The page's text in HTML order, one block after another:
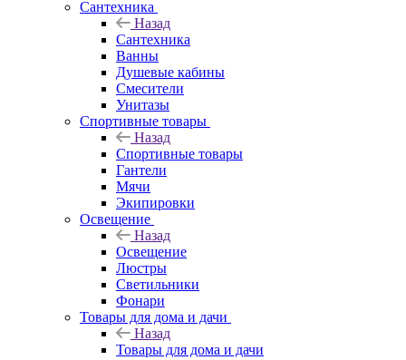
Сантехника
Назад
Сантехника
Ванны
Душевые кабины
Смесители
Унитазы
Спортивные товары
Назад
Спортивные товары
Гантели
Мячи
Экипировки
Освещение
Назад
Освещение
Люстры
Светильники
Фонари
Товары для дома и дачи
Назад
Товары для дома и дачи